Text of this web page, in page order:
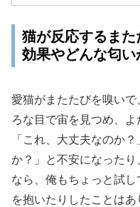
猫が反応するまた
効果やどんな匂い
愛猫がまたたびを嗅い
ろな目で宙を見つめ、
「これ、大丈夫なのか
か？」と不安になった
なら、俺もちょっと試
を抱いたりしたことはあ